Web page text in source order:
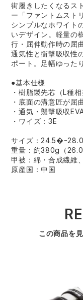
街履きしたくなるス
ー「ファントムスト
シンプルなホワイト
いデザイン。軽量の
行・屈伸動作時の屈
通気性と衝撃吸収性
ポート。足幅ゆった
●基本仕様
・樹脂製先芯（L種相
・底面の溝意匠が屈
・通気・襲撃吸収
・ワイズ：3E
サイズ：24.5�ｰ28.0
重量：約380g（26.0
甲被：綿・合成繊維
原産国：中国
この商品を